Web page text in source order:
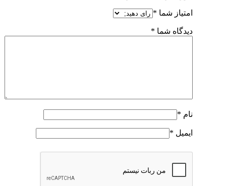
امتیاز شما *
دیدگاه شما *
نام *
ایمیل *